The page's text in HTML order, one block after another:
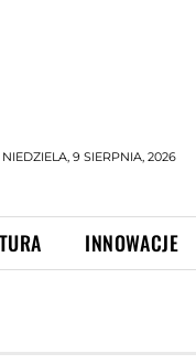
NIEDZIELA, 9 SIERPNIA, 2026
INNOWACJE